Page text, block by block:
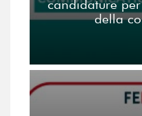
candidature
della